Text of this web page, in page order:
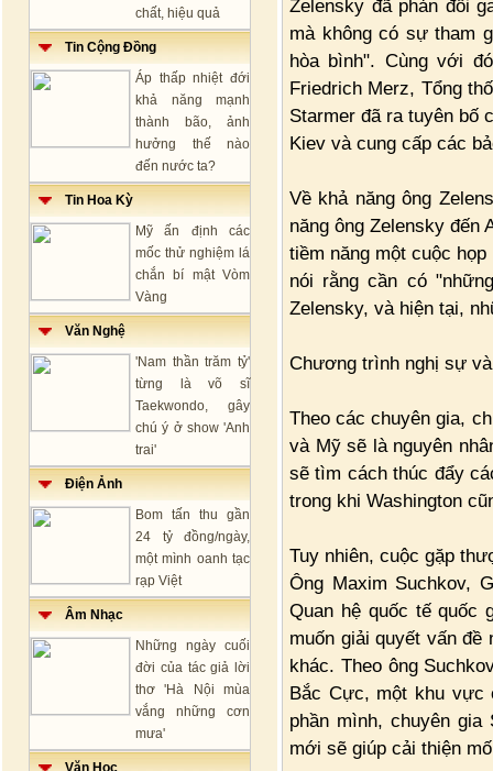
chất, hiệu quả
Tin Cộng Đồng
Áp thấp nhiệt đới
khả năng mạnh
thành bão, ảnh
hưởng thế nào
đến nước ta?
Tin Hoa Kỳ
Mỹ ấn định các
mốc thử nghiệm lá
chắn bí mật Vòm
Vàng
Văn Nghệ
'Nam thần trăm tỷ'
từng là võ sĩ
Taekwondo, gây
chú ý ở show 'Anh
trai'
Điện Ảnh
Bom tấn thu gần
24 tỷ đồng/ngày,
một mình oanh tạc
rạp Việt
Âm Nhạc
Những ngày cuối
đời của tác giả lời
thơ 'Hà Nội mùa
vắng những cơn
mưa'
Văn Học
Zelensky đã phản đối
mà không có sự tham
hòa bình". Cùng với
Friedrich Merz, Tổng
Starmer đã ra tuyên bố
Kiev và cung cấp các
Về khả năng ông
năng ông Zelensky đến
tiềm năng một cuộc
nói rằng cần có
Zelensky, và hiện tại,
Chương trình nghị sự
Theo các chuyên gia,
và Mỹ sẽ là nguyên
sẽ tìm cách thúc đẩy
trong khi Washington
Tuy nhiên, cuộc gặp
Ông Maxim Suchkov,
Quan hệ quốc tế quốc
muốn giải quyết vấn
khác. Theo ông
Bắc Cực, một khu vực
phần mình, chuyên
mới sẽ giúp cải thiện